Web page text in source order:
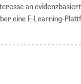
an
eine E-Learning-